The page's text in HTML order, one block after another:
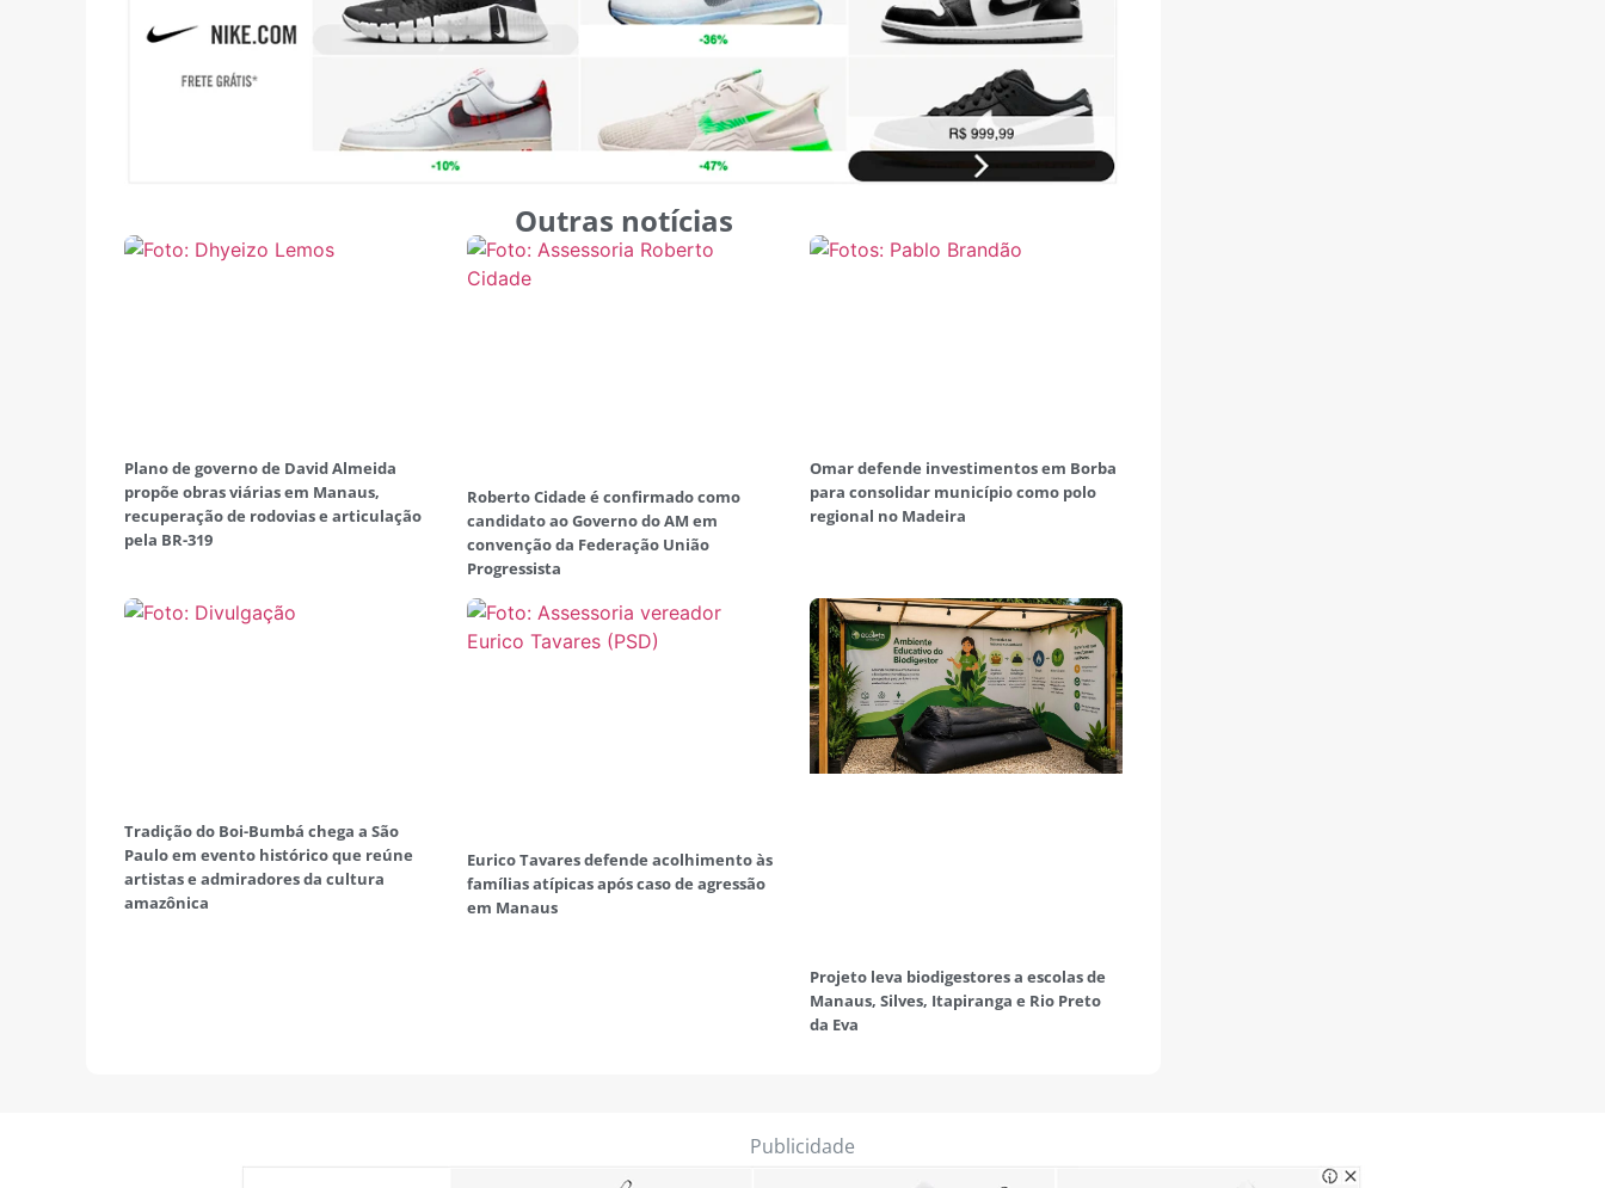
Outras notícias
Plano de governo de David Almeida
propõe obras viárias em Manaus,
recuperação de rodovias e articulação
pela BR-319
Roberto Cidade é confirmado como
candidato ao Governo do AM em
convenção da Federação União
Progressista
Omar defende investimentos em Borba
para consolidar município como polo
regional no Madeira
Tradição do Boi-Bumbá chega a São
Paulo em evento histórico que reúne
artistas e admiradores da cultura
amazônica
Eurico Tavares defende acolhimento às
famílias atípicas após caso de agressão
em Manaus
Projeto leva biodigestores a escolas de
Manaus, Silves, Itapiranga e Rio Preto
da Eva
Publicidade